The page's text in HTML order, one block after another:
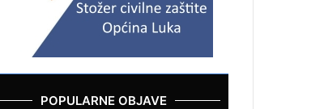
POPULARNE OBJAVE